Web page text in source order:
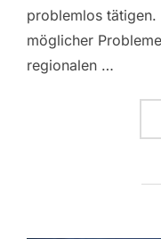
problemlos
möglicher
regionalen …